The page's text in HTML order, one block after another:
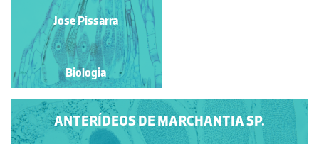
Jose Pissarra
Biologia
ANTERÍDEOS DE MARCHANTIA SP.
Jose Pissarra
Biologia